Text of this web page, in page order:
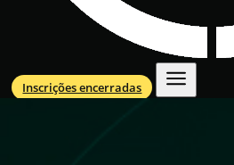
Inscrições encerradas